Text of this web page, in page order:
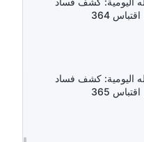
364
اليومية: كشف فساد
365